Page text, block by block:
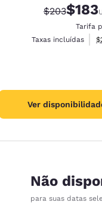
Tarifa
$203Tarifa
$183
Tarifa
Taxas incluídas
Ver
Não
para suas datas